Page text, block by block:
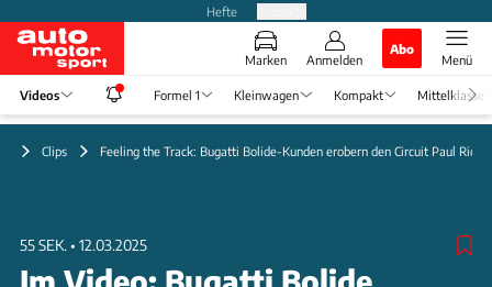
Hefte
Marken Anmelden
Abo
Menü
Videos Formel 1 Kleinwagen Kompakt Mittelklasse
Clips Feeling the Track: Bugatti Bolide-Kunden erobern den Circuit Paul Ricard
55 SEK. • 12.03.2025